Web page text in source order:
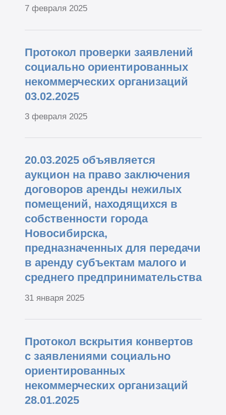
7 февраля 2025
Протокол проверки заявлений
социально ориентированных
некоммерческих организаций
03.02.2025
3 февраля 2025
20.03.2025 объявляется
аукцион на право заключения
договоров аренды нежилых
помещений, находящихся в
собственности города
Новосибирска,
предназначенных для передачи
в аренду субъектам малого и
среднего предпринимательства
31 января 2025
Протокол вскрытия конвертов
с заявлениями социально
ориентированных
некоммерческих организаций
28.01.2025